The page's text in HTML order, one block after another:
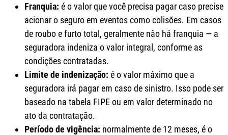
Franquia: é o valor que você precisa pagar caso precise
acionar o seguro em eventos como colisões. Em casos
de roubo e furto total, geralmente não há franquia — a
seguradora indeniza o valor integral, conforme as
condições contratadas.
Limite de indenização: é o valor máximo que a
seguradora irá pagar em caso de sinistro. Isso pode ser
baseado na tabela FIPE ou em valor determinado no
ato da contratação.
Período de vigência: normalmente de 12 meses, é o